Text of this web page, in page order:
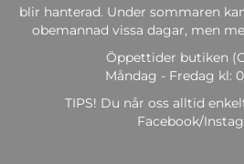
blir hanterad. Under sommaren
obemannad vissa dagar, men
Öppettider butiken
Måndag - Fredag kl:
TIPS! Du når oss alltid
Facebook/